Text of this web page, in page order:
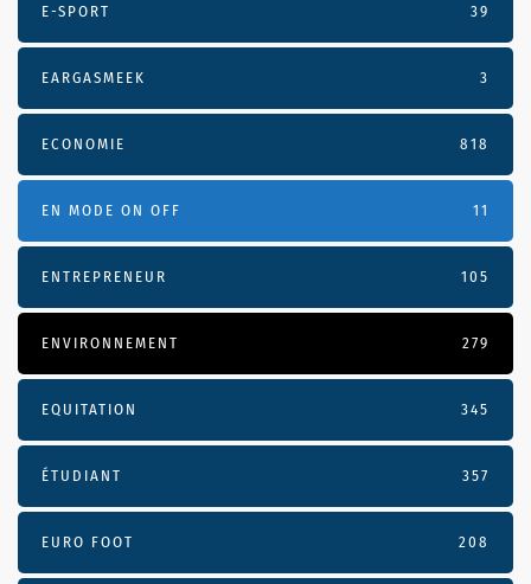
E-SPORT 39
EARGASMEEK 3
ECONOMIE 818
EN MODE ON OFF 11
ENTREPRENEUR 105
ENVIRONNEMENT 279
EQUITATION 345
ÉTUDIANT 357
EURO FOOT 208